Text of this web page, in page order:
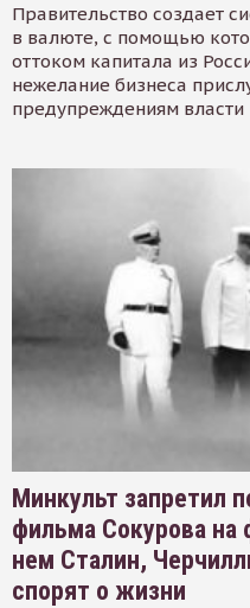
Правительство создает
в валюте, с помощью
оттоком капитала из
нежелание бизнеса
предупреждениям власти
Минкульт запретил
фильма Сокурова на
нем Сталин,
спорят о жизни